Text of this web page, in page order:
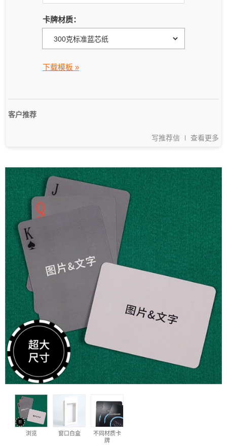
卡牌材质：
下载模板 »
客户推荐
写推荐信 查看更多
浏览 窗口白盒
不同材质卡
牌